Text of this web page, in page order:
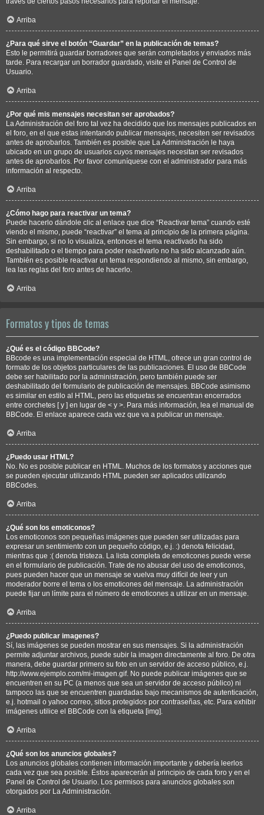
Arriba
¿Para qué sirve el botón “Guardar” en la publicación de temas?
Esto le permitirá guardar borradores que serán completados y enviados más
tarde. Para recargar un borrador guardado, visite el Panel de Control de
Usuario.
Arriba
¿Por qué mis mensajes necesitan ser aprobados?
La Administración del foro tal vez ha decidido que los mensajes publicados en
el foro, en el que estas intentando publicar mensajes, necesiten ser revisados
antes de aprobarlos. También es posible que La Administración le haya
ubicado en un grupo de usuarios cuyos mensajes necesitan ser revisados
antes de aprobarlos. Por favor comuníquese con el administrador para más
información al respecto.
Arriba
¿Cómo hago para reactivar un tema?
Puede hacerlo dándole clic al enlace que dice “Reactivar tema” cuando esté
viendo el mismo, puede “reactivar” el tema al principio de la primera página.
Sin embargo, si no lo visualiza, entonces el tema reactivado ha sido
deshabilitado o el tiempo para poder reactivarlo no ha sido alcanzado aún.
También es posible reactivar un tema respondiendo al mismo, sin embargo,
lea las reglas del foro antes de hacerlo.
Arriba
Formatos y tipos de temas
¿Qué es el código BBCode?
BBcode es una implementación especial de HTML, ofrece un gran control de
formato de los objetos particulares de las publicaciones. El uso de BBCode
debe ser habilitado por la administración, pero también puede ser
deshabilitado del formulario de publicación de mensajes. BBCode asimismo
es similar en estilo al HTML, pero las etiquetas se encuentran encerrados
entre corchetes [ y ] en lugar de < y >. Para más información, lea el manual de
BBCode. El enlace aparece cada vez que va a publicar un mensaje.
Arriba
¿Puedo usar HTML?
No. No es posible publicar en HTML. Muchos de los formatos y acciones que
se pueden ejecutar utilizando HTML pueden ser aplicados utilizando
BBCodes.
Arriba
¿Qué son los emoticonos?
Los emoticonos son pequeñas imágenes que pueden ser utilizadas para
expresar un sentimiento con un pequeño código, e.j. :) denota felicidad,
mientras que :( denota tristeza. La lista completa de emoticones puede verse
en el formulario de publicación. Trate de no abusar del uso de emoticonos,
pues pueden hacer que un mensaje se vuelva muy difícil de leer y un
moderador borre el tema o los emoticones del mensaje. La administración
puede fijar un límite para el número de emoticones a utilizar en un mensaje.
Arriba
¿Puedo publicar imagenes?
Sí, las imágenes se pueden mostrar en sus mensajes. Si la administración
permite adjuntar archivos, puede subir la imagen directamente al foro. De otra
manera, debe guardar primero su foto en un servidor de acceso público, e.j.
http://www.ejemplo.com/mi-imagen.gif. No puede publicar imágenes que se
encuentren en su PC (a menos que sea un servidor de acceso público) ni
tampoco las que se encuentren guardadas bajo mecanismos de autenticación,
e.j. hotmail o yahoo correo, sitios protegidos por contraseñas, etc. Para exhibir
imágenes utilice el BBCode con la etiqueta [img].
Arriba
¿Qué son los anuncios globales?
Los anuncios globales contienen información importante y debería leerlos
cada vez que sea posible. Éstos aparecerán al principio de cada foro y en el
Panel de Control de Usuario. Los permisos para anuncios globales son
otorgados por La Administración.
Arriba